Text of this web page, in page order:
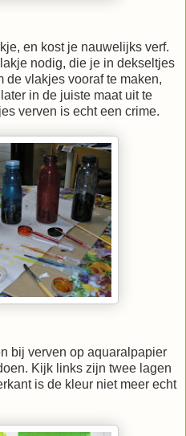
en kost je nauwelijks verf.
nodig, die je in dekseltjes
de vlakjes vooraf te maken,
in de juiste maat uit te
verven is echt een crime.
bij verven op aquaralpapier
Kijk links zijn twee lagen
is de kleur niet meer echt